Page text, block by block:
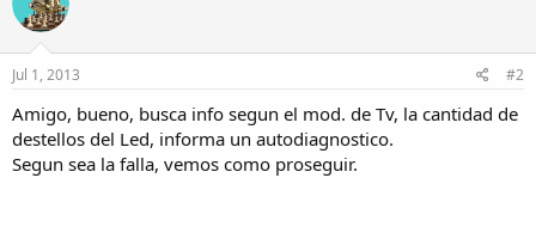
Jul 1, 2013 #2
Amigo, bueno, busca info segun el mod. de Tv, la cantidad de
destellos del Led, informa un autodiagnostico.
Segun sea la falla, vemos como proseguir.